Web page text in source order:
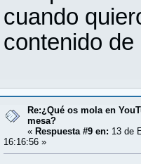
cuando
contenido
Re:¿Qué os mola en
mesa?
« Respuesta #9 en: 13 de
16:16:56 »